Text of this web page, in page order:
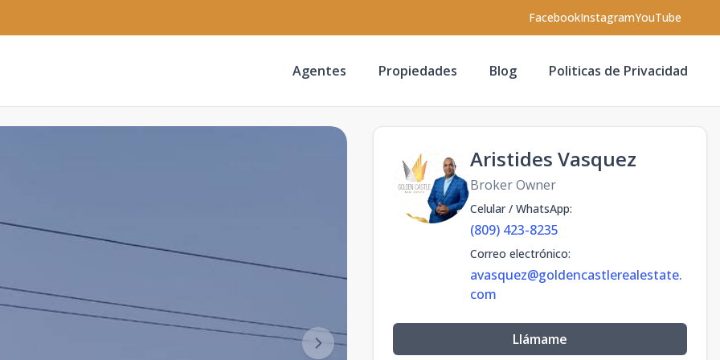
FacebookInstagramYouTube
Agentes Propiedades Blog Politicas de Privacidad
Aristides Vasquez
Broker Owner
Celular / WhatsApp:
(809) 423-8235
Correo electrónico:
avasquez@goldencastlerealestate.
com
Llámame